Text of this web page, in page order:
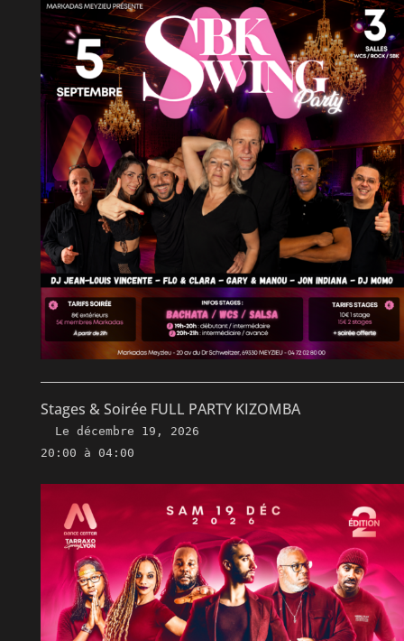
Stages & Soirée FULL PARTY KIZOMBA
Le décembre 19, 2026
20:00 à 04:00